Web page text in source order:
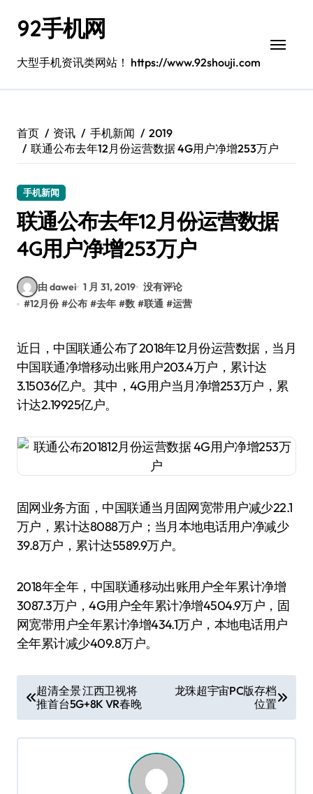
92手机网
大型手机资讯类网站！ https://www.92shouji.com
首页 资讯 手机新闻
2019
联通公布去年12月份运营数据 4G用户净增253万户
手机新闻
联通公布去年12月份运营数据
4G用户净增253万户
由 dawei 1 月 31, 2019 没有评论
#12月份 #公布 #去年 #数 #联通 #运营
近日，中国联通公布了2018年12月份运营数据，当月
中国联通净增移动出账用户203.4万户，累计达
3.15036亿户。其中，4G用户当月净增253万户，累
计达2.19925亿户。
固网业务方面，中国联通当月固网宽带用户减少22.1
万户，累计达8088万户；当月本地电话用户净减少
39.8万户，累计达5589.9万户。
2018年全年，中国联通移动出账用户全年累计净增
3087.3万户，4G用户全年累计净增4504.9万户，固
网宽带用户全年累计净增434.1万户，本地电话用户
全年累计减少409.8万户。
章
导
超清全景 江西卫视将
推首台5G+8K VR春晚
龙珠超宇宙PC版存档
位置